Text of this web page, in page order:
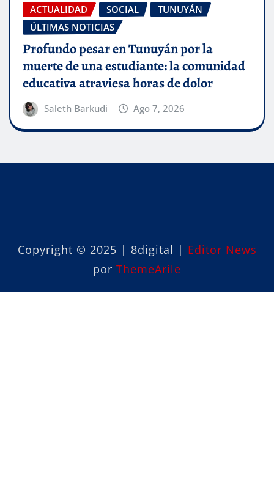
ACTUALIDAD SOCIAL
TUNUYÁN
ÚLTIMAS NOTICIAS
Profundo pesar en Tunuyán por la
muerte de una estudiante: la comunidad
educativa atraviesa horas de dolor
Saleth Barkudi Ago 7, 2026
Copyright © 2025 | 8digital | Editor News
por ThemeArile